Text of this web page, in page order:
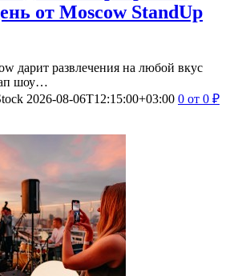
от Moscow StandUp
дарит развлечения на любой вкус
шоу…
2026-08-06T12:15:00+03:00 0 от 0 ₽